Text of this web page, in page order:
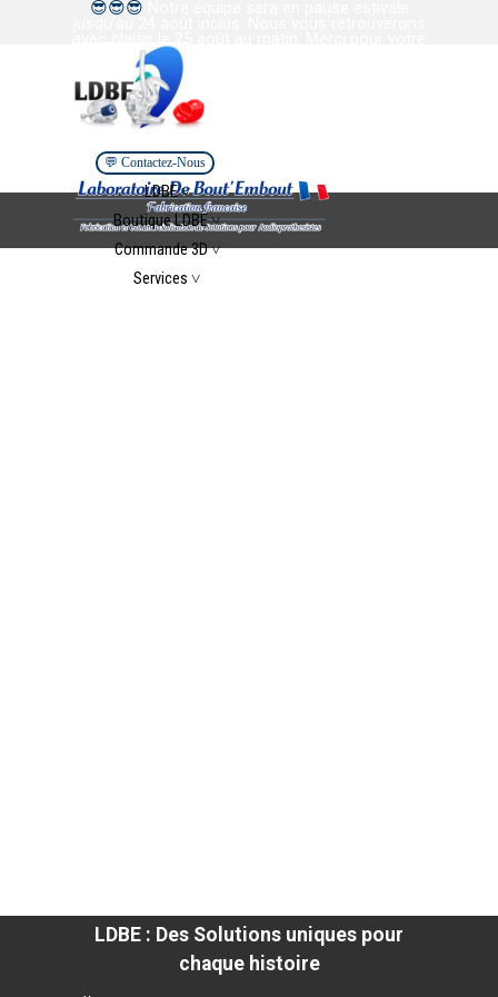
Aller au contenu
😎😎😎
confiance et votre collaboration. Bel été à tous.
💬 Contactez-Nous
Sauter le menu
LDBE ˅
▼
Boutique LDBE ˅
▼
Commande 3D ˅
▼
Services ˅
LDBE : Des Solutions uniques pour
chaque histoire